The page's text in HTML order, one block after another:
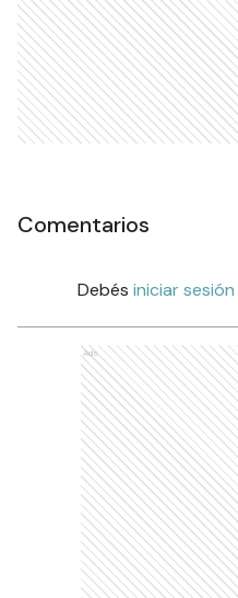
Comentarios
Debés iniciar sesión
Ads